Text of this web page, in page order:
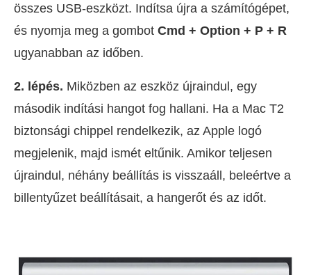
összes USB-eszközt. Indítsa újra a számítógépet,
és nyomja meg a gombot Cmd + Option + P + R
ugyanabban az időben.
2. lépés. Miközben az eszköz újraindul, egy
második indítási hangot fog hallani. Ha a Mac T2
biztonsági chippel rendelkezik, az Apple logó
megjelenik, majd ismét eltűnik. Amikor teljesen
újraindul, néhány beállítás is visszaáll, beleértve a
billentyűzet beállításait, a hangerőt és az időt.